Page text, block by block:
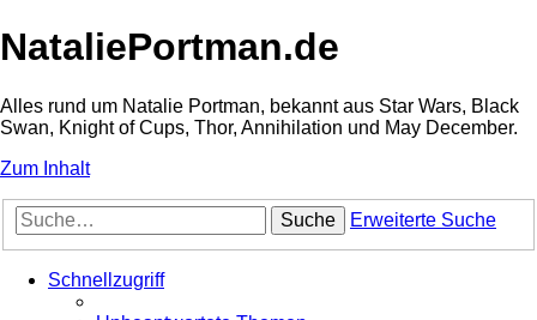
NataliePortman.de
Alles rund um Natalie Portman, bekannt aus Star Wars, Black
Swan, Knight of Cups, Thor, Annihilation und May December.
Zum Inhalt
Suche Erweiterte Suche
Schnellzugriff